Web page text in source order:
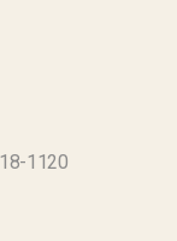
1120